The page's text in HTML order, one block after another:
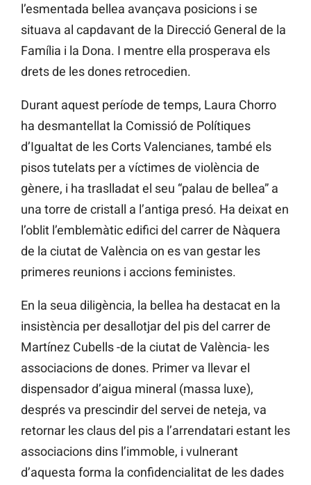
l’esmentada bellea avançava posicions i se
situava al capdavant de la Direcció General de la
Família i la Dona. I mentre ella prosperava els
drets de les dones retrocedien.
Durant aquest període de temps, Laura Chorro
ha desmantellat la Comissió de Polítiques
d’Igualtat de les Corts Valencianes, també els
pisos tutelats per a víctimes de violència de
gènere, i ha traslladat el seu “palau de bellea” a
una torre de cristall a l’antiga presó. Ha deixat en
l’oblit l’emblemàtic edifici del carrer de Nàquera
de la ciutat de València on es van gestar les
primeres reunions i accions feministes.
En la seua diligència, la bellea ha destacat en la
insistència per desallotjar del pis del carrer de
Martínez Cubells -de la ciutat de València- les
associacions de dones. Primer va llevar el
dispensador d’aigua mineral (massa luxe),
després va prescindir del servei de neteja, va
retornar les claus del pis a l’arrendatari estant les
associacions dins l’immoble, i vulnerant
d’aquesta forma la confidencialitat de les dades